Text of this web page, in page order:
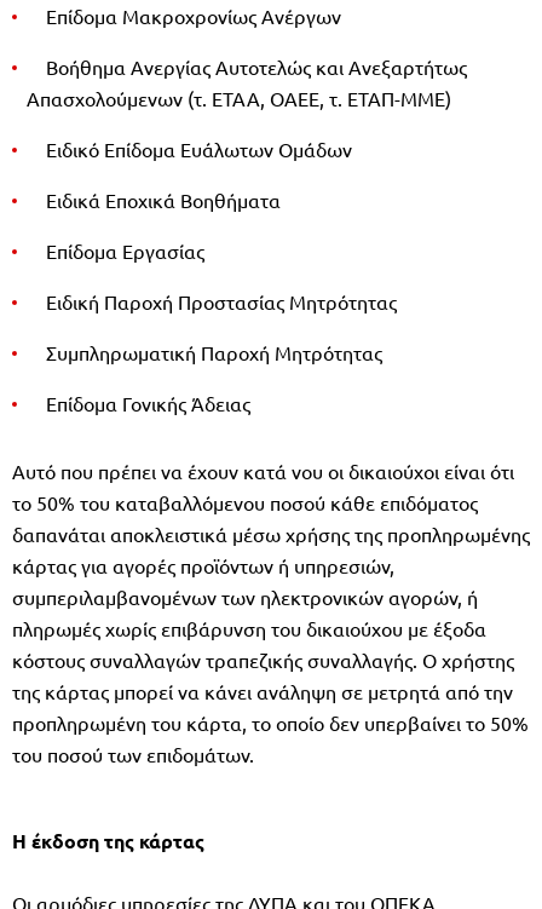
Επίδομα Μακροχρονίως Ανέργων
Βοήθημα Ανεργίας Αυτοτελώς και Ανεξαρτήτως
Απασχολούμενων (τ. ΕΤΑΑ, ΟΑΕΕ, τ. ΕΤΑΠ-ΜΜΕ)
Ειδικό Επίδομα Ευάλωτων Ομάδων
Ειδικά Εποχικά Βοηθήματα
Επίδομα Εργασίας
Ειδική Παροχή Προστασίας Μητρότητας
Συμπληρωματική Παροχή Μητρότητας
Επίδομα Γονικής Άδειας
Αυτό που πρέπει να έχουν κατά νου οι δικαιούχοι είναι ότι
το 50% του καταβαλλόμενου ποσού κάθε επιδόματος
δαπανάται αποκλειστικά μέσω χρήσης της προπληρωμένης
κάρτας για αγορές προϊόντων ή υπηρεσιών,
συμπεριλαμβανομένων των ηλεκτρονικών αγορών, ή
πληρωμές χωρίς επιβάρυνση του δικαιούχου με έξοδα
κόστους συναλλαγών τραπεζικής συναλλαγής. Ο χρήστης
της κάρτας μπορεί να κάνει ανάληψη σε μετρητά από την
προπληρωμένη του κάρτα, το οποίο δεν υπερβαίνει το 50%
του ποσού των επιδομάτων.
Η έκδοση της κάρτας
Οι αρμόδιες υπηρεσίες της ΔΥΠΑ και του ΟΠΕΚΑ